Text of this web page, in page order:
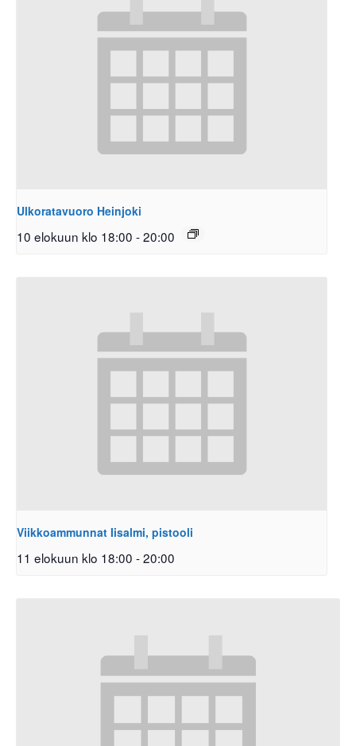
Ulkoratavuoro Heinjoki
10 elokuun klo 18:00 -20:00
Viikkoammunnat Iisalmi, pistooli
11 elokuun klo 18:00 -20:00